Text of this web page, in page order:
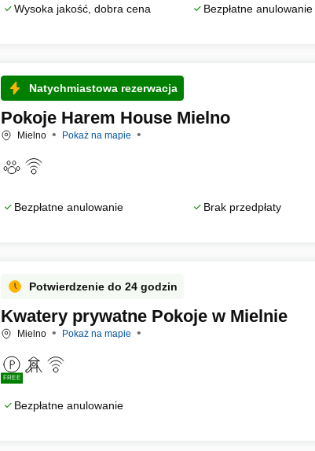
Wysoka jakość, dobra cena Bezpłatne anulowanie
Natychmiastowa rezerwacja
Pokoje Harem House Mielno
Mielno Pokaż na mapie
Bezpłatne anulowanie Brak przedpłaty
Potwierdzenie do 24 godzin
Kwatery prywatne Pokoje w Mielnie
Mielno Pokaż na mapie
FREE
Bezpłatne anulowanie